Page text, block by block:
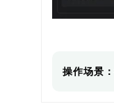
操作场景：